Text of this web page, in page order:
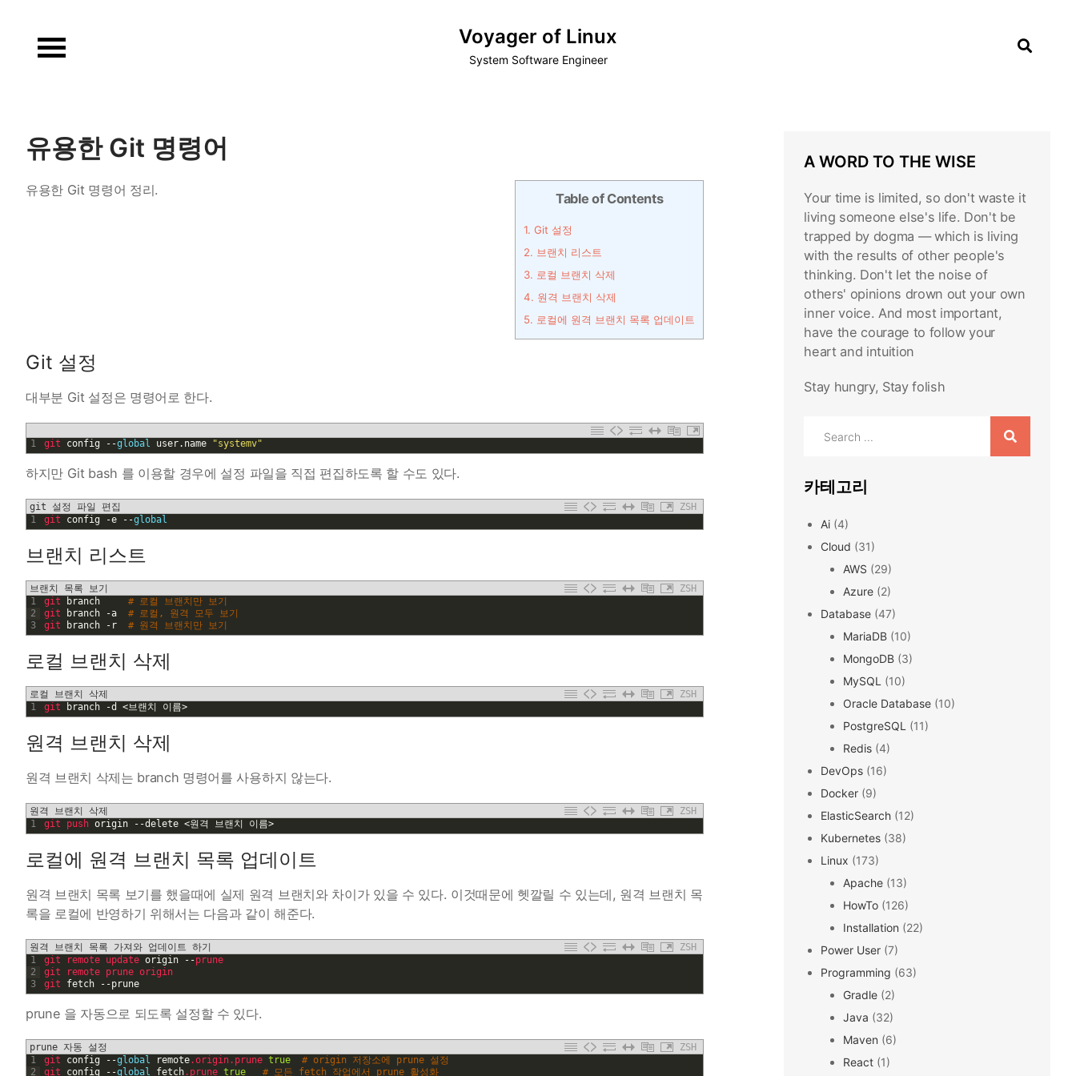
content
Voyager of Linux
System Software Engineer
유용한 Git 명령어
Table of Contents
1. Git 설정
2. 브랜치 리스트
3. 로컬 브랜치 삭제
4. 원격 브랜치 삭제
5. 로컬에 원격 브랜치 목록 업데이트
유용한 Git 명령어 정리.
Git 설정
대부분 Git 설정은 명령어로 한다.
1 git config --global user. name "systemv"
하지만 Git bash 를 이용할 경우에 설정 파일을 직접 편집하도록 할 수도 있다.
git 설정 파일 편집
ZSH
1
git config -e --global
브랜치 리스트
브랜치 목록 보기
ZSH
1
2
3
git branch
# 로컬 브랜치만 보기
git
branch -a
# 로컬, 원격 모두 보기
git
branch - r # 원격 브랜치만 보기
로컬 브랜치 삭제
로컬 브랜치 삭제
ZSH
1
git branch -d <브랜치 이름>
원격 브랜치 삭제
원격 브랜치 삭제는 branch 명령어를 사용하지 않는다.
원격 브랜치 삭제
ZSH
1
git push origin --delete <원격 브랜치 이름>
로컬에 원격 브랜치 목록 업데이트
원격 브랜치 목록 보기를 했을때에 실제 원격 브랜치와 차이가 있을 수 있다. 이것때문에 헷깔릴 수 있는데, 원격 브랜치 목
록을 로컬에 반영하기 위해서는 다음과 같이 해준다.
원격 브랜치 목록 가져와 업데이트 하기
ZSH
1
2
3
git remote update origin --prune
git
remote prune origin
git fetch --prune
prune 을 자동으로 되도록 설정할 수 있다.
prune 자동 설정
ZSH
1
2
git config --global remote.origin.prune true
# origin 저장소에 prune 설정
git config --global fetch.prune true # 모든 fetch 작업에서 prune 활성화
A WORD TO THE WISE
Your time is limited, so don't waste it
living someone else's life. Don't be
trapped by dogma — which is living
with the results of other people's
thinking. Don't let the noise of
others' opinions drown out your own
inner voice. And most important,
have the courage to follow your
heart and intuition
Stay hungry, Stay folish
카테고리
Ai (4)
Cloud (31)
AWS (29)
Azure (2)
Database (47)
MariaDB (10)
MongoDB (3)
MySQL (10)
Oracle Database (10)
PostgreSQL (11)
Redis (4)
DevOps (16)
Docker (9)
ElasticSearch (12)
Kubernetes (38)
Linux (173)
Apache (13)
HowTo (126)
Installation (22)
Power User (7)
Programming (63)
Gradle (2)
Java (32)
Maven (6)
React (1)